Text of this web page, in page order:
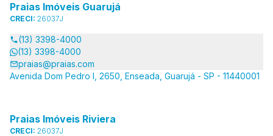
Praias Imóveis Guarujá
CRECI: 26037J
(13) 3398-4000
(13) 3398-4000
praias@praias.com
Avenida Dom Pedro I, 2650, Enseada, Guarujá - SP - 11440001
Praias Imóveis Riviera
CRECI: 26037J